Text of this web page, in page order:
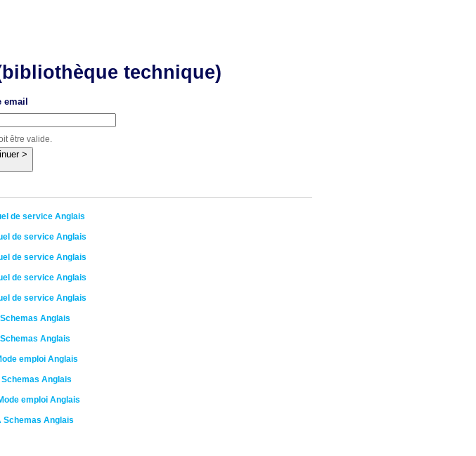
technique)
email
être valide.
>
de service Anglais
de service Anglais
de service Anglais
de service Anglais
de service Anglais
Schemas Anglais
Schemas Anglais
emploi Anglais
Anglais
emploi Anglais
Schemas Anglais